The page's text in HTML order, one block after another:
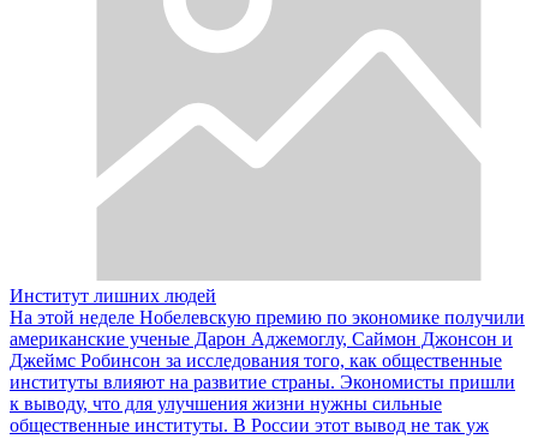
Институт лишних людей
На этой неделе Нобелевскую премию по экономике получили
американские ученые Дарон Аджемоглу, Саймон Джонсон и
Джеймс Робинсон за исследования того, как общественные
институты влияют на развитие страны. Экономисты пришли
к выводу, что для улучшения жизни нужны сильные
общественные институты. В России этот вывод не так уж